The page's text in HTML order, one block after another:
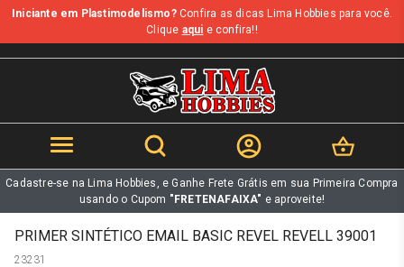
b
Iniciante em Plastimodelismo?Confira as dicas Lima Hobbies para você.
Clique aqui e confira!!
Cadastre-se na Lima Hobbies, e Ganhe Frete Grátis em sua Primeira Compra
usando o Cupom "FRETENAFAIXA" e aproveite!
PRIMER SINTÉTICO EMAIL BASIC REVEL REVELL 39001
23231